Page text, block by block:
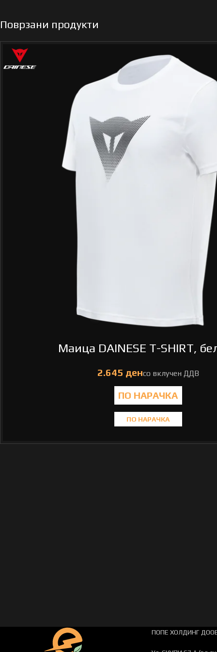
Поврзани продукти
Маица DAINESE T-SHIRT,
ПО НАРАЧКА
ПОПЕ ХОЛДИНГ